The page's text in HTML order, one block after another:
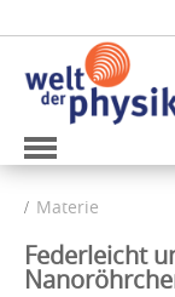
Materie
Federleicht